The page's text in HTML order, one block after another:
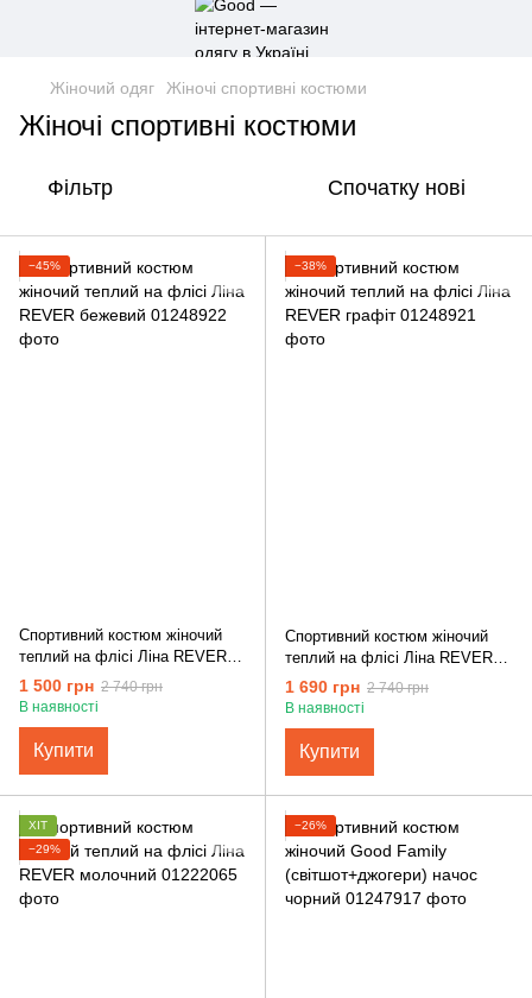
Жіночий одяг Жіночі спортивні костюми
Жіночі спортивні костюми
Фільтр Спочатку нові
−45%
Спортивний костюм жіночий
теплий на флісі Ліна REVER
бежевий
1 500 грн 2 740 грн
В наявності
Купити
−38%
Спортивний костюм жіночий
теплий на флісі Ліна REVER
графіт
1 690 грн 2 740 грн
В наявності
Купити
ХІТ
−29%
−26%